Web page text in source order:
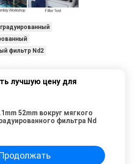
фильтр Nd2
лучшую цену для
52mm вокруг мягкого
фильтра Nd